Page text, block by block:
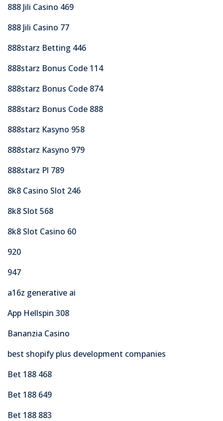
888 Jili Casino 469
888 Jili Casino 77
888starz Betting 446
888starz Bonus Code 114
888starz Bonus Code 874
888starz Bonus Code 888
888starz Kasyno 958
888starz Kasyno 979
888starz Pl 789
8k8 Casino Slot 246
8k8 Slot 568
8k8 Slot Casino 60
920
947
a16z generative ai
App Hellspin 308
Bananzia Casino
best shopify plus development companies
Bet 188 468
Bet 188 649
Bet 188 883